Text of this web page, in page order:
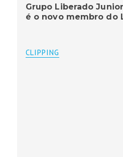
Grupo Liberado
é o novo membro do
CLIPPING